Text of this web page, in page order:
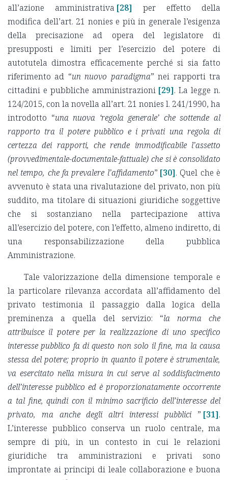
all’azione amministrativa [28] per effetto della
modifica dell’art. 21 nonies e più in generale l’esigenza
della precisazione ad opera del legislatore di
presupposti e limiti per l’esercizio del potere di
autotutela dimostra efficacemente perché si sia fatto
riferimento ad “un nuovo paradigma” nei rapporti tra
cittadini e pubbliche amministrazioni [29]. La legge n.
124/2015, con la novella all’art. 21 nonies l. 241/1990, ha
introdotto “una nuova ‘regola generale’ che sottende al
rapporto tra il potere pubblico e i privati una regola di
certezza dei rapporti, che rende immodificabile l’assetto
(provvedimentale-documentale-fattuale) che si è consolidato
nel tempo, che fa prevalere l’affidamento” [30]. Quel che è
avvenuto è stata una rivalutazione del privato, non più
suddito, ma titolare di situazioni giuridiche soggettive
che si sostanziano nella partecipazione attiva
all’esercizio del potere, con l’effetto, almeno indiretto, di
una responsabilizzazione della pubblica
Amministrazione.
Tale valorizzazione della dimensione temporale e
la particolare rilevanza accordata all’affidamento del
privato testimonia il passaggio dalla logica della
preminenza a quella del servizio: “la norma che
attribuisce il potere per la realizzazione di uno specifico
interesse pubblico fa di questo non solo il fine, ma la causa
stessa del potere; proprio in quanto il potere è strumentale,
va esercitato nella misura in cui serve al soddisfacimento
dell’interesse pubblico ed è proporzionatamente occorrente
a tal fine, quindi con il minimo sacrificio dell’interesse del
privato, ma anche degli altri interessi pubblici” [31].
L’interesse pubblico conserva un ruolo centrale, ma
sempre di più, in un contesto in cui le relazioni
giuridiche tra amministrazioni e privati sono
improntate ai principi di leale collaborazione e buona